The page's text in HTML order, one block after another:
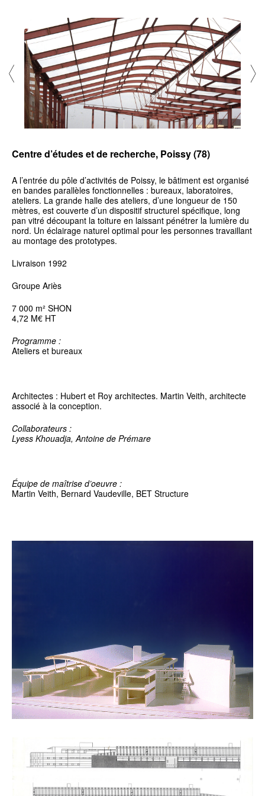
Centre d’études et de recherche, Poissy (78)
A l’entrée du pôle d’activités de Poissy, le bâtiment est organisé
en bandes parallèles fonctionnelles : bureaux, laboratoires,
ateliers. La grande halle des ateliers, d’une longueur de 150
mètres, est couverte d’un dispositif structurel spécifique, long
pan vitré découpant la toiture en laissant pénétrer la lumière du
nord. Un éclairage naturel optimal pour les personnes travaillant
au montage des prototypes.
Livraison 1992
Groupe Ariès
7 000 m² SHON
4,72 M€ HT
Programme :
Ateliers et bureaux
Architectes : Hubert et Roy architectes. Martin Veith, architecte
associé à la conception.
Collaborateurs :
Lyess Khouadja, Antoine de Prémare
Équipe de maîtrise d’oeuvre :
Martin Veith, Bernard Vaudeville, BET Structure